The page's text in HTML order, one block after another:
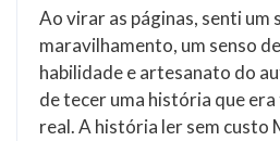
Ao virar as páginas, senti um
maravilhamento, um senso
habilidade e artesanato do
de tecer uma história que
real. A história ler sem custo